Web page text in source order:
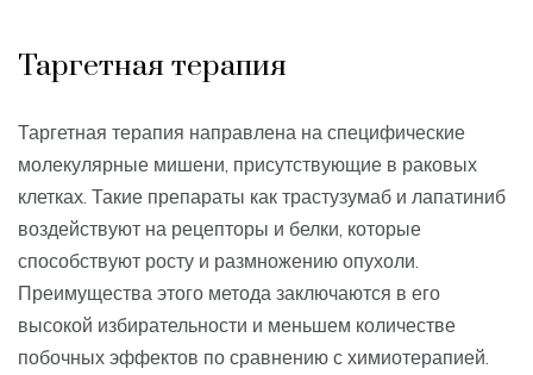
Таргетная терапия
Таргетная терапия направлена на специфические
молекулярные мишени, присутствующие в раковых
клетках. Такие препараты как трастузумаб и лапатиниб
воздействуют на рецепторы и белки, которые
способствуют росту и размножению опухоли.
Преимущества этого метода заключаются в его
высокой избирательности и меньшем количестве
побочных эффектов по сравнению с химиотерапией.